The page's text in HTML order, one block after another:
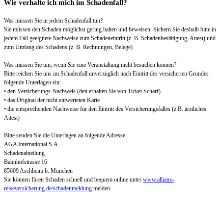
Wie verhalte ich mich im Schadenfall?
Was müssen Sie in jedem Schadenfall tun?
Sie müssen den Schaden möglichst gering halten und beweisen. Sichern Sie deshalb bitte in
jedem Fall geeignete Nachweise zum Schadeneintritt (z. B. Schadenbestätigung, Attest) und
zum Umfang des Schadens (z. B. Rechnungen, Belege).
Was müssen Sie tun, wenn Sie eine Veranstaltung nicht besuchen können?
Bitte reichen Sie uns im Schadenfall unverzüglich nach Eintritt des versicherten Grundes
folgende Unterlagen ein:
• den Versicherungs-Nachweis (den erhalten Sie von Ticket Scharf)
• das Original der nicht entwerteten Karte
• die entsprechenden Nachweise für den Eintritt des Versicherungsfalles (z.B. ärztliches
Attest)
Bitte senden Sie die Unterlagen an folgende Adresse:
AGA International S.A.
Schadenabteilung
Bahnhofstrasse 16
85609 Aschheim b. München
Sie können Ihren Schaden schnell und bequem online unter www.allianz-
reiseversicherung.de/schadenmeldung melden.